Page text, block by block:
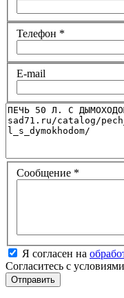
Телефон *
E-mail
Сообщение *
Я согласен на
Согласитесь с